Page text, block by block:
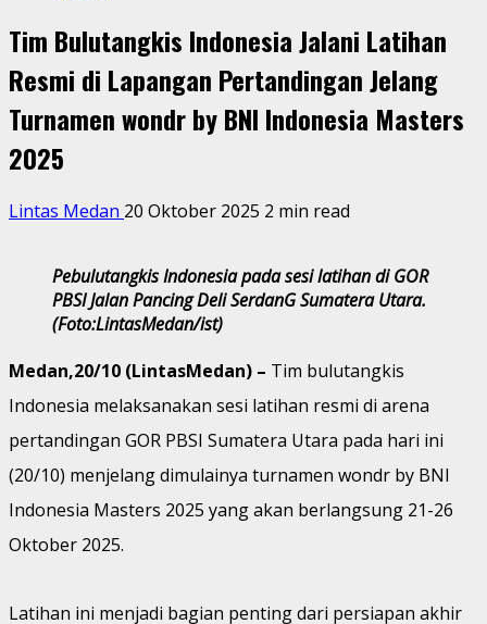
Tim Bulutangkis Indonesia Jalani Latihan
Resmi di Lapangan Pertandingan Jelang
Turnamen wondr by BNI Indonesia Masters
2025
Lintas Medan 20 Oktober 2025 2 min read
Pebulutangkis Indonesia pada sesi latihan di GOR
PBSI Jalan Pancing Deli SerdanG Sumatera Utara.
(Foto:LintasMedan/ist)
Medan,20/10 (LintasMedan) – Tim bulutangkis
Indonesia melaksanakan sesi latihan resmi di arena
pertandingan GOR PBSI Sumatera Utara pada hari ini
(20/10) menjelang dimulainya turnamen wondr by BNI
Indonesia Masters 2025 yang akan berlangsung 21-26
Oktober 2025.
Latihan ini menjadi bagian penting dari persiapan akhir